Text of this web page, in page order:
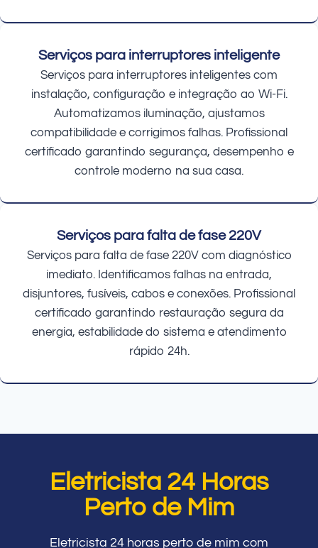
Serviços para interruptores inteligente
Serviços para interruptores inteligentes com
instalação, configuração e integração ao Wi-Fi.
Automatizamos iluminação, ajustamos
compatibilidade e corrigimos falhas. Profissional
certificado garantindo segurança, desempenho e
controle moderno na sua casa.
Serviços para falta de fase 220V
Serviços para falta de fase 220V com diagnóstico
imediato. Identificamos falhas na entrada,
disjuntores, fusíveis, cabos e conexões. Profissional
certificado garantindo restauração segura da
energia, estabilidade do sistema e atendimento
rápido 24h.
Eletricista 24 Horas
Perto de Mim
Eletricista 24 horas perto de mim com